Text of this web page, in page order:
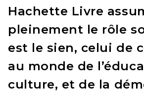
Hachette Livre
pleinement le rôle
est le sien, celui de
au monde de
culture, et de la